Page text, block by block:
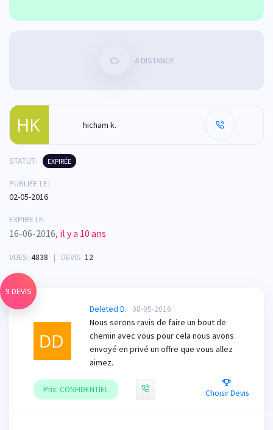
A DISTANCE
hicham k.
STATUT: EXPIRÉE
PUBLIÉE LE:
02-05-2016
EXPIRE LE:
16-06-2016, il y a 10 ans
VUES: 4838 | DEVIS: 12
9 DEVIS
Deleted D.
08-05-2016
Nous serons ravis de faire un bout de
chemin avec vous pour cela nous avons
envoyé en privé un offre que vous allez
aimez.
Prix: CONFIDENTIEL Choisir Devis